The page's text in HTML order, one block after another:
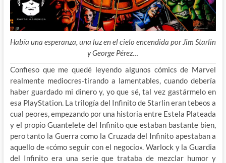
Había una esperanza, una luz en el cielo encendida por Jim Starlin
y George Pérez…
Confieso que me quedé leyendo algunos cómics de Marvel
realmente mediocres-tirando a lamentables, cuando debería
haber guardado mi dinero y, yo que sé, tal vez gastármelo en
esa PlayStation. La trilogía del Infinito de Starlin eran tebeos a
cual peores, empezando por una historia entre Estela Plateada
y el propio Guantelete del Infinito que estaban bastante bien,
pero tanto la Guerra como la Cruzada del Infinito apestaban a
aquello de «cómo seguir con el negocio». Warlock y la Guardia
del Infinito era una serie que trataba de mezclar humor y